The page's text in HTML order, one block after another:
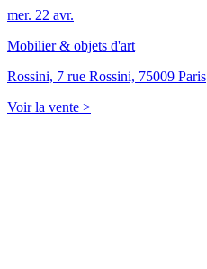
mer. 22 avr.
Mobilier & objets d'art
Rossini, 7 rue Rossini, 75009 Paris
Voir la vente >